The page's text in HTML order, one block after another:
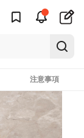
注意事項